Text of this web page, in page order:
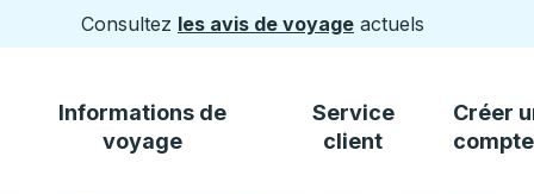
Consultez les avis de voyage actuels
Informations de
voyage
Service
client
Créer
compte